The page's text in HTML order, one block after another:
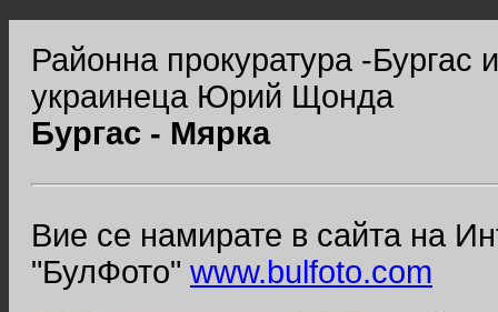
Районна прокуратура -Бургас
украинеца Юрий Щонда
Бургас - Мярка
Вие се намирате в сайта на
"БулФото" www.bulfoto.com